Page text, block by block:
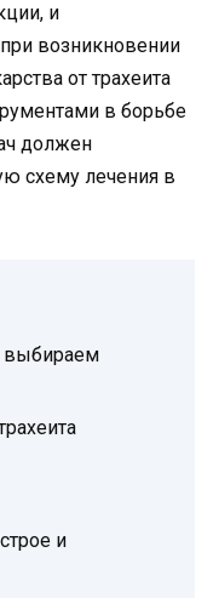
и
возникновении
от трахеита
в борьбе
должен
схему лечения в
выбираем
и